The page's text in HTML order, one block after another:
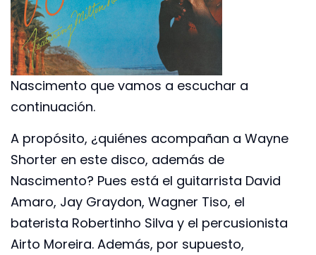
Nascimento que vamos a escuchar a
continuación.
A propósito, ¿quiénes acompañan a Wayne
Shorter en este disco, además de
Nascimento? Pues está el guitarrista David
Amaro, Jay Graydon, Wagner Tiso, el
baterista Robertinho Silva y el percusionista
Airto Moreira. Además, por supuesto,